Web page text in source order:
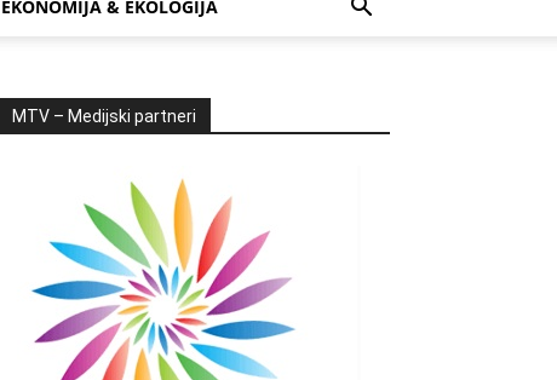
EKONOMIJA & EKOLOGIJA
MTV – Medijski partneri